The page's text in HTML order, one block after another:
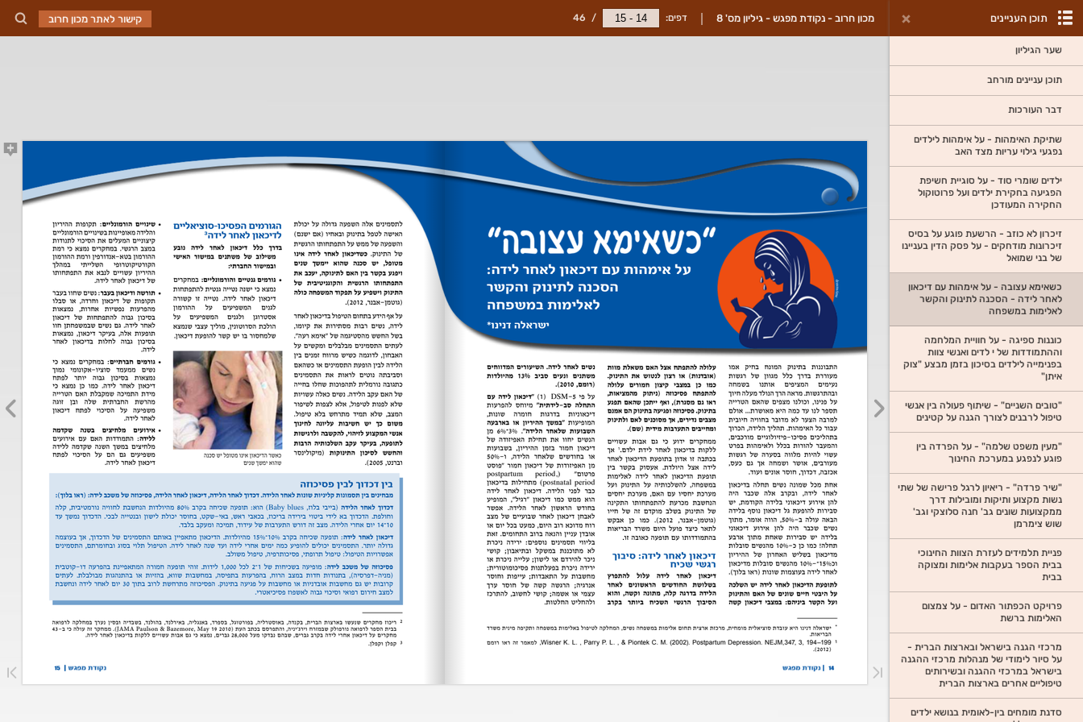
מכון חרוב - נקודת מפגש - גיליון מס' 8 דפים: /
46 קישור לאתר מכון חרוב תוכן העניינים
שער הגיליון
תוכן עניינים מורחב
דבר העורכות
שתיקת האימהות - על אימהות לילדים
נפגעי גילוי עריות מצד האב
ילדים שומרי סוד - על סוגיית חשיפת
הפגיעה בחקירת ילדים ועל פרוטוקול
החקירה המעודכן
זיכרון לא כוזב - הרשעת פוגע על בסיס
זיכרונות מודחקים - על פסק הדין בעניינו
של בני שמואל
כשאימא עצובה - על אימהות עם דיכאון
לאחר לידה - הסכנה לתינוק והקשר
לאלימות במשפחה
כוננות ספיגה - על חוויית המלחמה
וההתמודדות של י לדים ואנשי צוות
בפנימייה לילדים בסיכון בזמן מבצע "צוק
איתן"
"טובים השניים" - שיתוף פעולה בין אנשי
טיפול לרבנים לצורך הגנה על קטינים
"מעין משפט שלמה" - על הפרדה בין
פוגע לנפגע במערכת החינוך
"שיר פרדה" - ריאיון לרגל פרישה של שתי
נשות מקצוע ותיקות ומובילות דרך
ממקצועות שונים גב' חנה סלוצקי וגב'
שוש צימרמן
פניית תלמידים לעזרת הצוות החינוכי
בבית הספר בעקבות אלימות ומצוקה
בבית
פרויקט הכפתור האדום - על צמצום
האלימות ברשת
מרכזי הגנה בישראל ובארצות הברית -
על סיור לימודי של מנהלות מרכזי ההגנה
בישראל במרכזי ההגנה ובשירותים
טיפוליים אחרים בארצות הברית
סדנת מומחים בין-לאומית בנושא ילדים